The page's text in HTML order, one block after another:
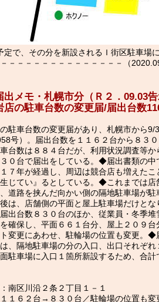
定で、その分を新設されるＩ街区駐車場
－－－－－－－－－－－－－－－（
出メモ・札幌市分（Ｒ２．09.03
店の駐車台数の変更届/届出台数
駐車台数の変更届があり、札幌市から9/
号）。届出台数を１１６２台から８３
台数は８８４台だが、利用状況調査等か
０台で届出をしている。◆届出書類の中
７年が経過し、周辺は競合店も増えたこ
じてい』るとしている。◆これまでは店
道路を挟んだ向かい側の隔地駐車場が駐
は、店舗側の平面と屋上駐車場だけとな
出台数８３０台のほか、従業員・冬季堆
確保し、平面６６１台分、屋上２０９
変更にあわせ、駐輪場の位置も変更。◆
、隔地駐車場の分の入口、出口それぞれ
駐車場に入口１箇所新設するため、合計
南区川沿２条２丁目１－１
１６２台→８３０台／駐輪場の位置も変